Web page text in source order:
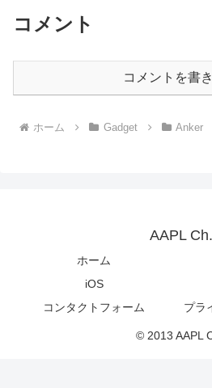
コメント
コメントを書
ホーム Gadget Anker
AAPL Ch.
ホーム
iOS
コンタクトフォーム
プラ
© 2013 AAPL